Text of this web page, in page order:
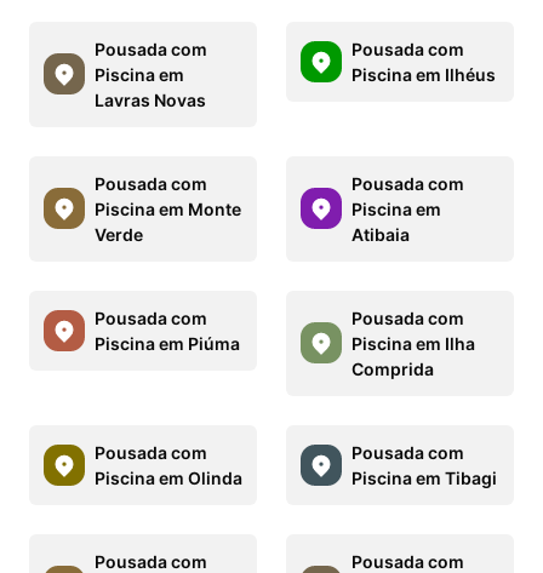
Pousada com
Piscina em
Lavras Novas
Pousada com
Piscina em Ilhéus
Pousada com
Piscina em Monte
Verde
Pousada com
Piscina em
Atibaia
Pousada com
Piscina em Piúma
Pousada com
Piscina em Ilha
Comprida
Pousada com
Piscina em Olinda
Pousada com
Piscina em Tibagi
Pousada com
Pousada com